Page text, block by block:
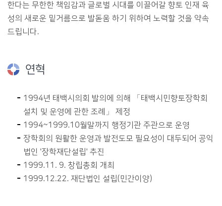
한다는 무한한 책임감과 글로벌 시대를 이끌어갈 향토 인재 육
성의 새로운 밑거름으로 발돋움 하기 위하여 노력할 것을 약속
드립니다.
연혁
1994년 태백시의회 발의에 의해 「태백시민향토장학회
설치 및 운영에 관한 조례」 제정
1994~1999.10월말까지 행정기관 주관으로 운영
장학회의 원활한 운영과 발전도모 필요성이 대두되어 공익
법인 '장학재단설립' 추진
1999.11. 9. 창립총회 개최
1999.12.22. 재단법인 설립(민간이양)